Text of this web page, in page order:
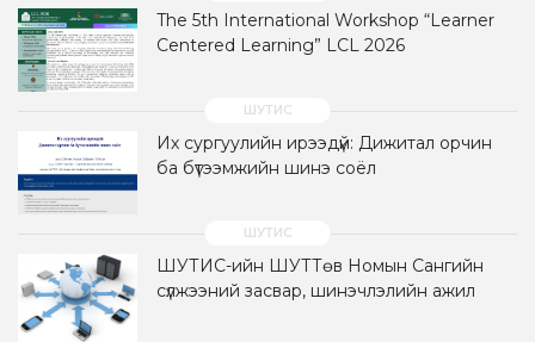
The 5th International Workshop “Learner
Centered Learning” LCL 2026
Их сургуулийн ирээдүй: Дижитал орчин
ба бүтээмжийн шинэ соёл
ШУТИС-ийн ШУТТөв Номын Сангийн
сүлжээний засвар, шинэчлэлийн ажил